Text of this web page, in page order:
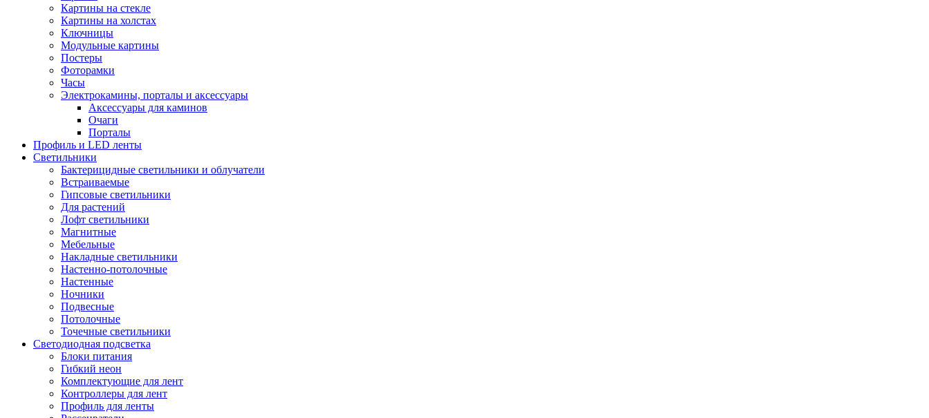
Картины на стекле
Картины на холстах
Ключницы
Модульные картины
Постеры
Фоторамки
Часы
Электрокамины, порталы и аксессуары
Аксессуары для каминов
Очаги
Порталы
Профиль и LED ленты
Светильники
Бактерицидные светильники и облучатели
Встраиваемые
Гипсовые светильники
Для растений
Лофт светильники
Магнитные
Мебельные
Накладные светильники
Настенно-потолочные
Настенные
Ночники
Подвесные
Потолочные
Точечные светильники
Светодиодная подсветка
Блоки питания
Гибкий неон
Комплектующие для лент
Контроллеры для лент
Профиль для ленты